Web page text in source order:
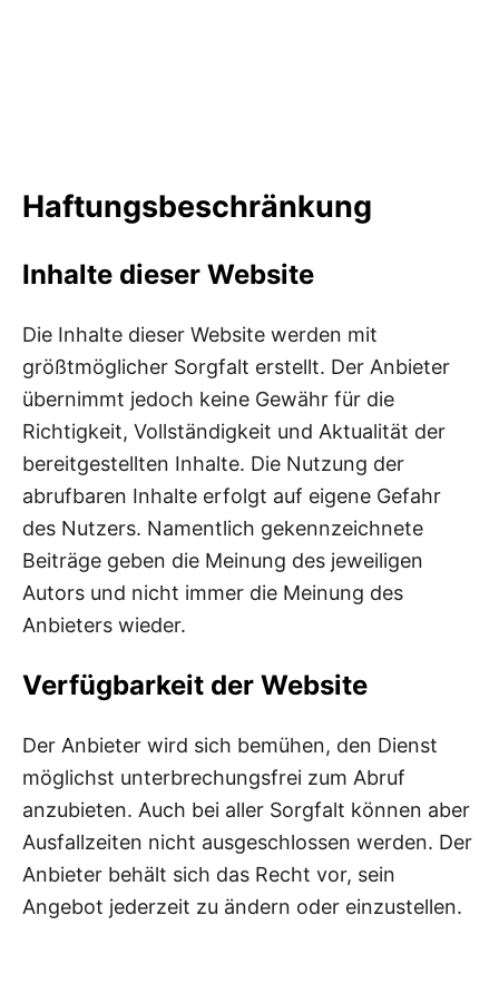
Haftungsbeschränkung
Inhalte dieser Website
Die Inhalte dieser Website werden mit
größtmöglicher Sorgfalt erstellt. Der Anbieter
übernimmt jedoch keine Gewähr für die
Richtigkeit, Vollständigkeit und Aktualität der
bereitgestellten Inhalte. Die Nutzung der
abrufbaren Inhalte erfolgt auf eigene Gefahr
des Nutzers. Namentlich gekennzeichnete
Beiträge geben die Meinung des jeweiligen
Autors und nicht immer die Meinung des
Anbieters wieder.
Verfügbarkeit der Website
Der Anbieter wird sich bemühen, den Dienst
möglichst unterbrechungsfrei zum Abruf
anzubieten. Auch bei aller Sorgfalt können aber
Ausfallzeiten nicht ausgeschlossen werden. Der
Anbieter behält sich das Recht vor, sein
Angebot jederzeit zu ändern oder einzustellen.